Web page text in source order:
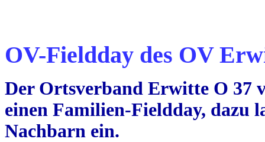
OV-Fieldday des OV
Der Ortsverband Erwitte O 37
einen Familien-Fieldday, dazu
Nachbarn ein.